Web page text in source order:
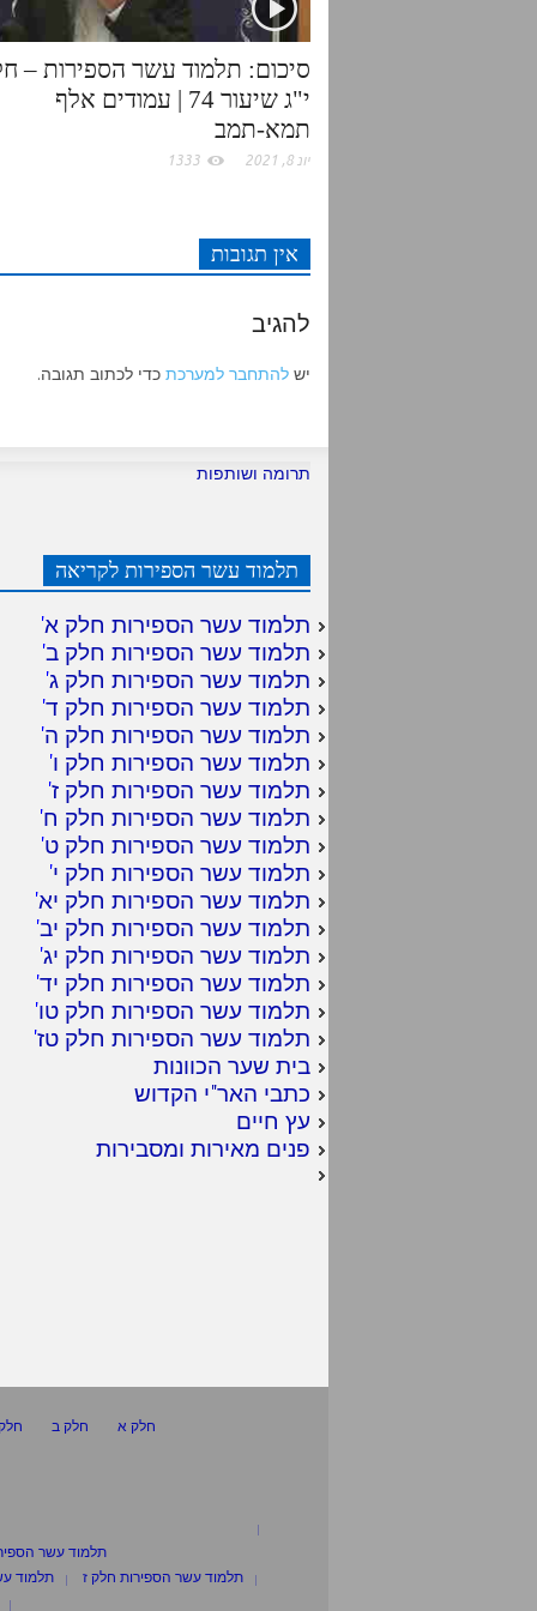
סיכום: תלמוד עשר הספירות –
י"ג שיעור 74 | עמודים אלף
תמא-תמב
יונ 8, 2021 1333
אין תגובות
להגיב
יש להתחבר למערכת כדי לכתוב תגובה.
תרומה ושותפות
תלמוד עשר הספירות לקריאה
תלמוד עשר הספירות חלק א'
תלמוד עשר הספירות חלק ב'
תלמוד עשר הספירות חלק ג'
תלמוד עשר הספירות חלק ד'
תלמוד עשר הספירות חלק ה'
תלמוד עשר הספירות חלק ו'
תלמוד עשר הספירות חלק ז'
תלמוד עשר הספירות חלק ח'
תלמוד עשר הספירות חלק ט'
תלמוד עשר הספירות חלק י'
תלמוד עשר הספירות חלק יא'
תלמוד עשר הספירות חלק יב'
תלמוד עשר הספירות חלק יג'
תלמוד עשר הספירות חלק יד'
תלמוד עשר הספירות חלק טו'
תלמוד עשר הספירות חלק טז'
בית שער הכוונות
כתבי האר"י הקדוש
עץ חיים
פנים מאירות ומסבירות
חלק א
חלק ב
תלמוד עשר
תלמוד עשר הספירות חלק ז
תלמוד